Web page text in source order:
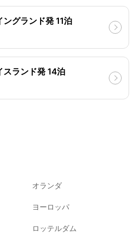
グランド発 11泊
スランド発 14泊
オランダ
ヨーロッパ
ロッテルダム